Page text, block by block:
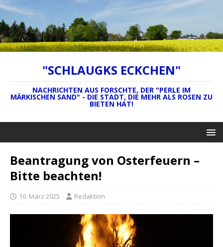
"SCHLAUGKS ECKCHEN"
NACHRICHTEN AUS FORSCHTE, DER "PERLE IM
MÄRKISCHEN SAND" - DIE STADT, DIE MEHR ALS ROSEN ZU
BIETEN HAT!
Beantragung von Osterfeuern –
Bitte beachten!
10. März 2025 Redaktion